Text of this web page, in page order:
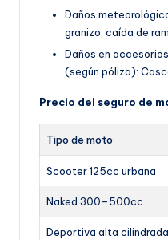
Daños
granizo, caída de
Daños en
(según póliza):
Precio del seguro de
Tipo de moto
Scooter 125cc urbana
Naked 300–500cc
Deportiva alta cilindrada